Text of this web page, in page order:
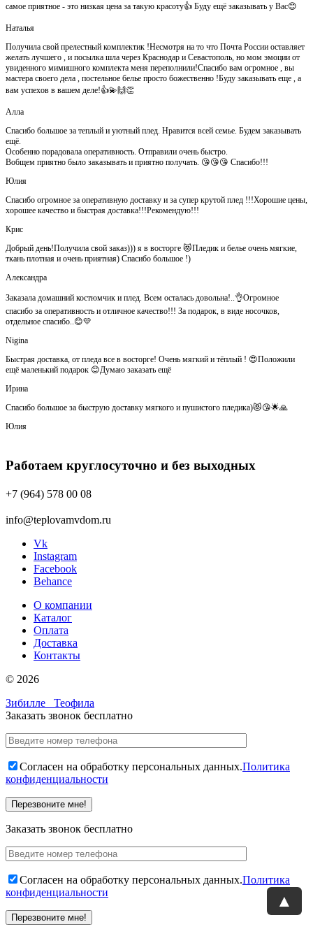
самое приятное - это низкая цена за такую красоту👍 Буду ещё заказывать у Вас😊
Наталья
Получила свой прелестный комплектик !Несмотря на то что Почта России оставляет
желать лучшего , и посылка шла через Краснодар и Севастополь, но мом эмоции от
увиденного мимишного комплекта меня переполнили!Спасибо вам огромное , вы
мастера своего дела , постельное белье просто божественно !Буду заказывать еще , а
вам успехов в вашем деле!👍💫🙌👏
Алла
Спасибо большое за теплый и уютный плед. Нравится всей семье. Будем заказывать
ещё.
Особенно порадовала оперативность. Отправили очень быстро.
Вобщем приятно было заказывать и приятно получать. 😘😘😘 Спасибо!!!
Юлия
Спасибо огромное за оперативную доставку и за супер крутой плед !!!Хорошие цены,
хорошее качество и быстрая доставка!!!Рекомендую!!!
Крис
Добрый день!Получила свой заказ))) я в восторге 😻Пледик и белье очень мягкие,
ткань плотная и очень приятная) Спасибо большое !)
Александра
Заказала домашний костюмчик и плед. Всем осталась довольна!..👌Огромное
спасибо за оперативность и отличное качество!!! За подарок, в виде носочков,
отдельное спасибо..😊💛
Nigina
Быстрая доставка, от пледа все в восторге! Очень мягкий и тёплый ! 😍Положили
ещё маленький подарок 😊Думаю заказать ещё
Ирина
Спасибо большое за быструю доставку мягкого и пушистого пледика)😻😘🌟🙏
Юлия
Работаем круглосуточно и без выходных
+7 (964) 578 00 08
info@teplovamvdom.ru
Vk
Instagram
Facebook
Behance
О компании
Каталог
Оплата
Доставка
Контакты
© 2026
Зибилле
Теофила
▲
Заказать звонок бесплатно
Согласен на обработку персональных данных.Политика
конфиденциальности
Заказать звонок бесплатно
Согласен на обработку персональных данных.Политика
конфиденциальности